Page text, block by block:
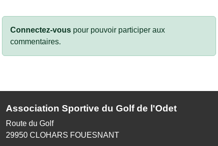
Connectez-vous pour pouvoir participer aux
commentaires.
Association Sportive du Golf de l'Odet
Route du Golf
29950 CLOHARS FOUESNANT